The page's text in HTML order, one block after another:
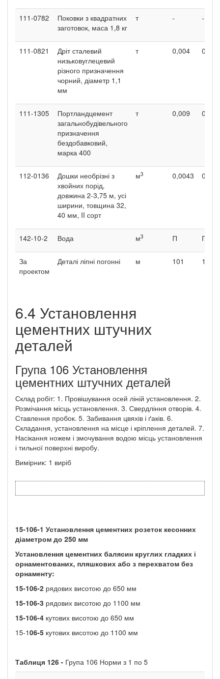
111-0782
Поковки з квадратних
заготовок, маса 1,8 кг
т - -
111-0821
Дріт сталевий
низьковуглецевий
різного призначення
чорний, діаметр 1,1
мм
т 0,004 0,006
111-1305
Портландцемент
загальнобудівельного
призначення
бездобавковий,
марка 400
т 0,009 0,03
112-0136
Дошки необрізні з
хвойних порід,
довжина 2-3,75 м, усі
ширини, товщина 32,
40 мм, II сорт
м3 0,0043
142-10-2 Вода м3 П П
За
проектом
Деталі ліпні погонні м 101 101
6.4 Установлення
цементних штучних
деталей
Група 106 Установлення
цементних штучних деталей
Склад робіт: 1. Провішування осей ліній установлення. 2.
Розмічання місць установлення. 3. Свердління отворів. 4.
Ставлення пробок. 5. Забивання цвяхів і ґаків. 6.
Складання, установлення на місце і кріплення деталей. 7.
Насікання ножем і змочування водою місць установлення
і тильної поверхні виробу.
Вимірник: 1 виріб
15-106-1 Установлення цементних розеток кесонних
діаметром до 250 мм
Установлення цементних балясин круглих гладких і
орнаментованих, пляшкових або з перехватом без
орнаменту:
15-106-2 рядових висотою до 650 мм
15-106-3 рядових висотою до 1100 мм
15-106-4 кутових висотою до 650 мм
15-106-5 кутових висотою до 1100 мм
Таблиця 126 - Група 106 Норми з 1 по 5